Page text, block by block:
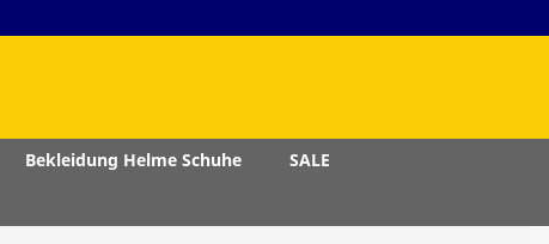
Bekleidung Helme Schuhe
SALE